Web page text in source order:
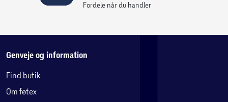
Fordele når du handler
Genveje og information
Find butik
Om føtex